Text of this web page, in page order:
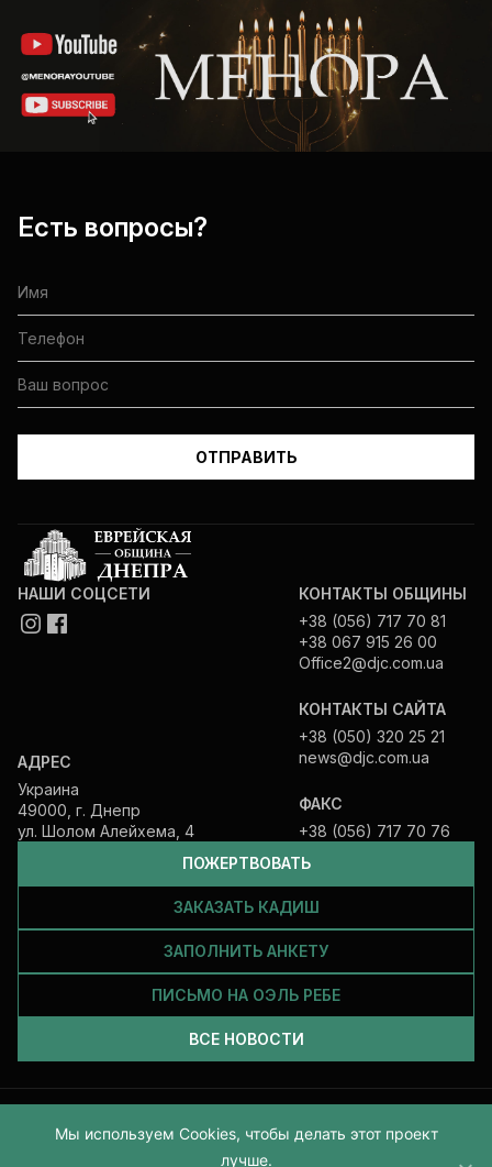
Есть вопросы?
ПОЖЕРТВОВАТЬ
ЗАКАЗАТЬ КАДИШ
ЗАПОЛНИТЬ АНКЕТУ
ПИСЬМО НА ОЭЛЬ РЕБЕ
ВСЕ НОВОСТИ
НАШИ СОЦСЕТИ
АДРЕС
Украина
49000, г. Днепр
ул. Шолом Алейхема, 4
КОНТАКТЫ ОБЩИНЫ
+38 (056) 717 70 81
+38 067 915 26 00
Office2@djc.com.ua
КОНТАКТЫ САЙТА
+38 (050) 320 25 21
news@djc.com.ua
ФАКС
+38 (056) 717 70 76
Все права защищены и принадлежат Еврейской общине Днепра.
2026
Мы используем Cookies, чтобы делать этот проект
лучше.